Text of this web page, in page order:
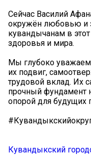
Сейчас Василий
окружён любовью и
кувандычанам в
здоровья и мира.
Мы глубоко уважаем
их подвиг,
трудовой вклад. Их
прочный фундамент
опорой для будущих
Кувандыкский